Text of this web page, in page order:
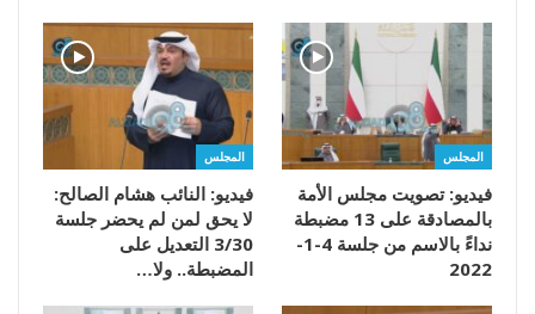
المجلس
فيديو: تصويت مجلس الأمة
بالمصادقة على 13 مضبطة
نداءً بالاسم من جلسة 4-1-
2022
المجلس
فيديو: النائب هشام الصالح:
لا يحق لمن لم يحضر جلسة
3/30 التعديل على
المضبطة.. ولا…